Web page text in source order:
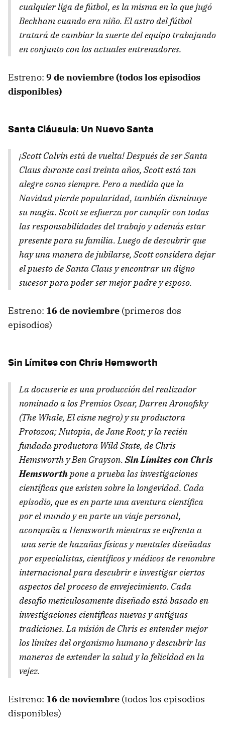
cualquier liga de fútbol, es la misma en la que jugó
Beckham cuando era niño. El astro del fútbol
tratará de cambiar la suerte del equipo trabajando
en conjunto con los actuales entrenadores.
Estreno: 9 de noviembre (todos los episodios
disponibles)
Santa Cláusula: Un Nuevo Santa
¡Scott Calvin está de vuelta! Después de ser Santa
Claus durante casi treinta años, Scott está tan
alegre como siempre. Pero a medida que la
Navidad pierde popularidad, también disminuye
su magia. Scott se esfuerza por cumplir con todas
las responsabilidades del trabajo y además estar
presente para su familia. Luego de descubrir que
hay una manera de jubilarse, Scott considera dejar
el puesto de Santa Claus y encontrar un digno
sucesor para poder ser mejor padre y esposo.
Estreno: 16 de noviembre (primeros dos
episodios)
Sin Límites con Chris Hemsworth
La docuserie es una producción del realizador
nominado a los Premios Oscar, Darren Aronofsky
(The Whale,El cisne negro) y su productora
Protozoa; Nutopia, de Jane Root; y la recién
fundada productora Wild State, de Chris
Hemsworth y Ben Grayson.Sin Límites con Chris
Hemsworthpone a prueba las investigaciones
científicas que existen sobre la longevidad. Cada
episodio, que es en parte una aventura científica
por el mundo y en parte un viaje personal,
acompaña a Hemsworth mientras se enfrenta a
una serie de hazañas físicas y mentales diseñadas
por especialistas, científicos y médicos de renombre
internacional para descubrir e investigar ciertos
aspectos del proceso de envejecimiento. Cada
desafío meticulosamente diseñado está basado en
investigaciones científicas nuevas y antiguas
tradiciones. La misión de Chris es entender mejor
los límites del organismo humano y descubrir las
maneras de extender la salud y la felicidad en la
vejez.
Estreno: 16 de noviembre (todos los episodios
disponibles)